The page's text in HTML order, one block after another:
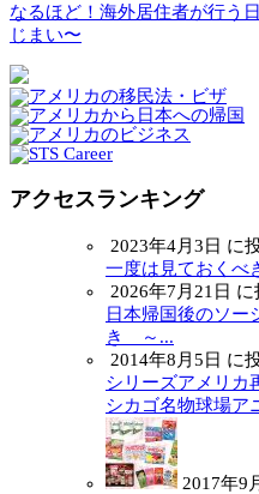
なるほど！海外居住者が行う
じまい〜
アクセスランキング
2023年4月3日 に
一度は見ておくべ
2026年7月21日
日本帰国後のソー
き ～...
2014年8月5日 に
シリーズアメリカ
シカゴ名物球場ア
2017年9